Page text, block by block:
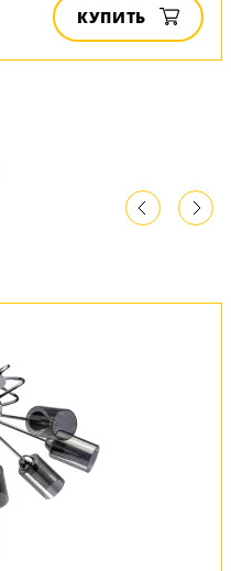
КУПИТЬ